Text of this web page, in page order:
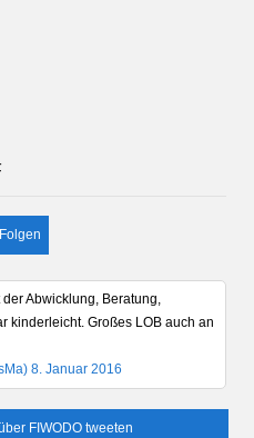
Abwicklung, Beratung,
kinderleicht. Großes LOB auch an
8. Januar 2016
FIWODO tweeten